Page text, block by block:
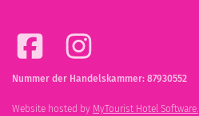
Nummer der Handelskammer: 87930552
Website hosted by MyTourist Hotel Software.